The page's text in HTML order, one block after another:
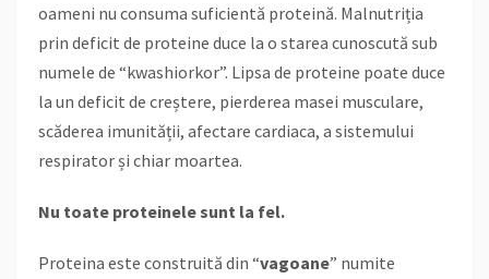
oameni nu consuma suficientă proteină. Malnutriția
prin deficit de proteine duce la o starea cunoscută sub
numele de “kwashiorkor”. Lipsa de proteine poate duce
la un deficit de creștere, pierderea masei musculare,
scăderea imunității, afectare cardiaca, a sistemului
respirator și chiar moartea.
Nu toate proteinele sunt la fel.
Proteina este construită din “vagoane” numite